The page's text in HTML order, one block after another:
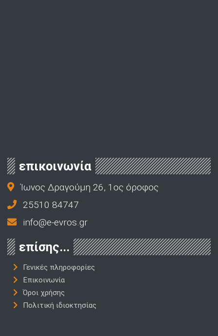
επικοινωνία
Ίωνος Δραγούμη 26, 1ος όροφος
25510 84747
info@e-evros.gr
επίσης...
Γενικές πληροφορίες
Επικοινωνία
Όροι χρήσης
Πολιτική ιδιοκτησίας